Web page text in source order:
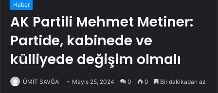
Haber
AK Partili Mehmet Metiner:
Partide, kabinede ve
külliyede değişim olmalı
ÜMİT SAVĞA Mayıs 25, 2024 0 0 Bir dakikadan az